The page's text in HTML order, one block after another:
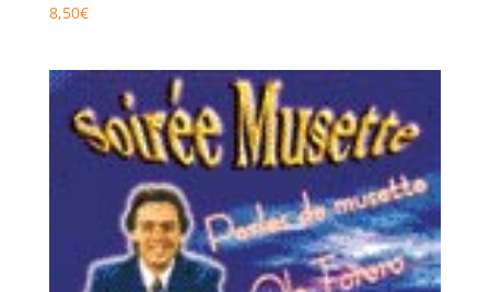
8,50€